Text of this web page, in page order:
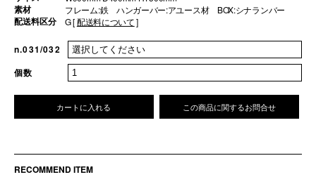
素材 フレーム:鉄 ハンガーバー:アユース材 BOX:シナランバー
配送料区分 G [配送料について]
n.031/032
個数
カートに入れる この商品に関するお問合せ
RECOMMEND ITEM